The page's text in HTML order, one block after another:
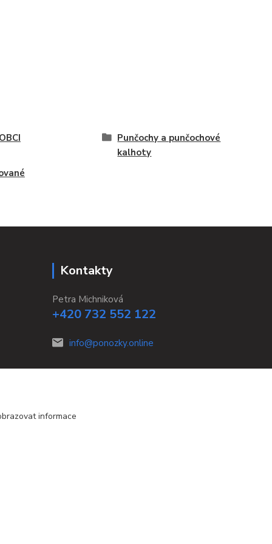
Punčochy a punčochové
kalhoty
Kontakty
Petra Michniková
+420 732 552 122
info@ponozky.online
informace